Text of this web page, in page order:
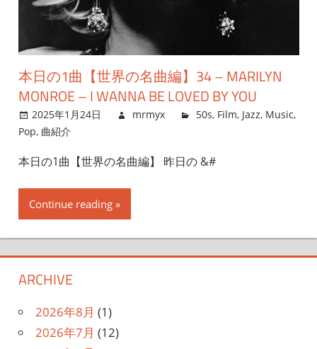
本日の1曲【世界の名曲編】34 – MARILYN
MONROE – I WANNA BE LOVED BY YOU
2025年1月24日 mrmyx 50s, Film, Jazz, Music,
Pop, 曲紹介
本日の1曲【世界の名曲編】 昨日の &#
Continue reading
ARCHIVE
2026年8月 (1)
2026年7月 (12)